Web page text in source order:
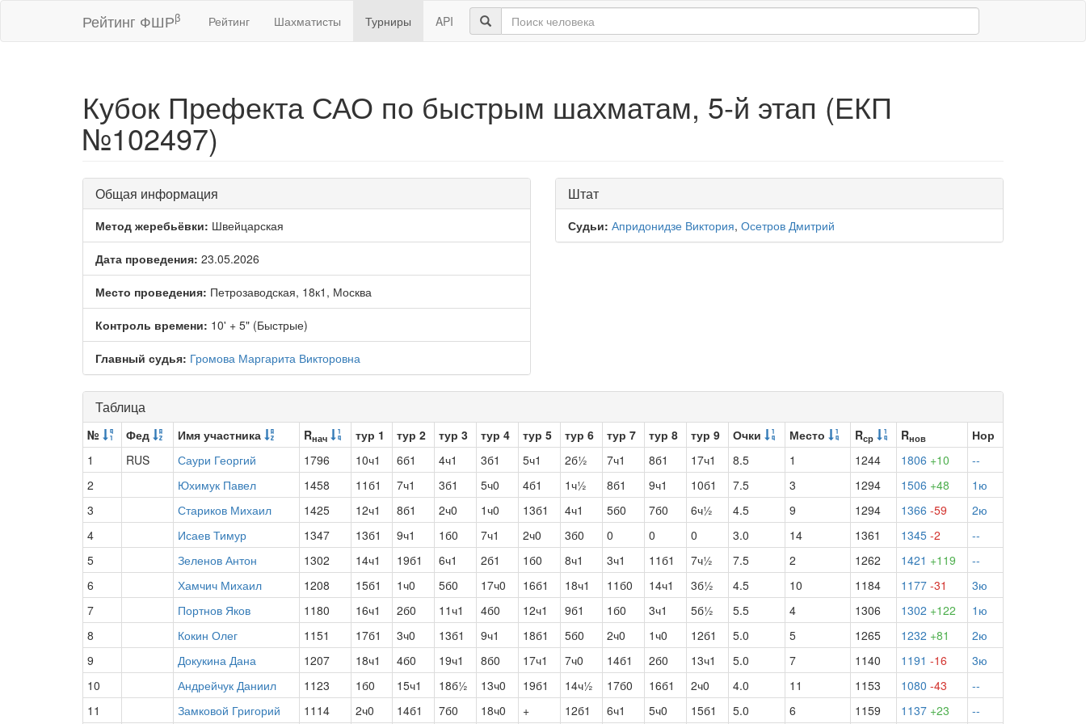
Рейтинг ФШРβ Рейтинг Шахматисты Турниры API
Кубок Префекта САО по быстрым шахматам, 5-й этап (ЕКП
№102497)
Общая информация
Метод жеребьёвки: Швейцарская
Дата проведения: 23.05.2026
Место проведения: Петрозаводская, 18к1, Москва
Контроль времени: 10' + 5" (Быстрые)
Главный судья: Громова Маргарита Викторовна
Штат
Судьи: Апридонидзе Виктория, Осетров Дмитрий
Таблица
№ Фед Имя участника Rнач тур 1 тур 2 тур 3 тур 4 тур 5 тур 6 тур 7 тур 8 тур 9 Очки Место Rср Rнов
Нор
1
RUS Саури Георгий 1796 10ч1 6б1 4ч1 3б1 5ч1 2б½ 7ч1 8б1 17ч1 8.5 1 1244 1806 +10
--
2
Юхимук Павел 1458 11б1 7ч1 3б1 5ч0 4б1 1ч½ 8б1 9ч1 10б1 7.5 3 1294 1506 +48
1ю
3
Стариков Михаил 1425 12ч1 8б1 2ч0 1ч0 13б1 4ч1 5б0 7б0 6ч½ 4.5 9 1294 1366 -59
2ю
4
Исаев Тимур 1347 13б1 9ч1 1б0 7ч1 2ч0 3б0 0 0 0 3.0 14 1361 1345 -2
--
5
Зеленов Антон 1302 14ч1 19б1 6ч1 2б1 1б0 8ч1 3ч1 11б1 7ч½ 7.5 2 1262 1421 +119
--
6
Хамчич Михаил 1208 15б1 1ч0 5б0 17ч0 16б1 18ч1 11б0 14ч1 3б½ 4.5 10 1184 1177 -31
3ю
7
Портнов Яков 1180 16ч1 2б0 11ч1 4б0 12ч1 9б1 1б0 3ч1 5б½ 5.5 4 1306 1302 +122
1ю
8
Кокин Олег 1151 17б1 3ч0 13б1 9ч1 18б1 5б0 2ч0 1ч0 12б1 5.0 5 1265 1232 +81
2ю
9
Докукина Дана 1207 18ч1 4б0 19ч1 8б0 17ч1 7ч0 14б1 2б0 13ч1 5.0 7 1140 1191 -16
3ю
10
Андрейчук Даниил 1123 1б0 15ч1 18б½ 13ч0 19б1 14ч½ 17б0 16б1 2ч0 4.0 11 1153 1080 -43
--
11
Замковой Григорий 1114 2ч0 14б1 7б0 18ч0 + 12б1 6ч1 5ч0 15б1 5.0 6 1159 1137 +23 --